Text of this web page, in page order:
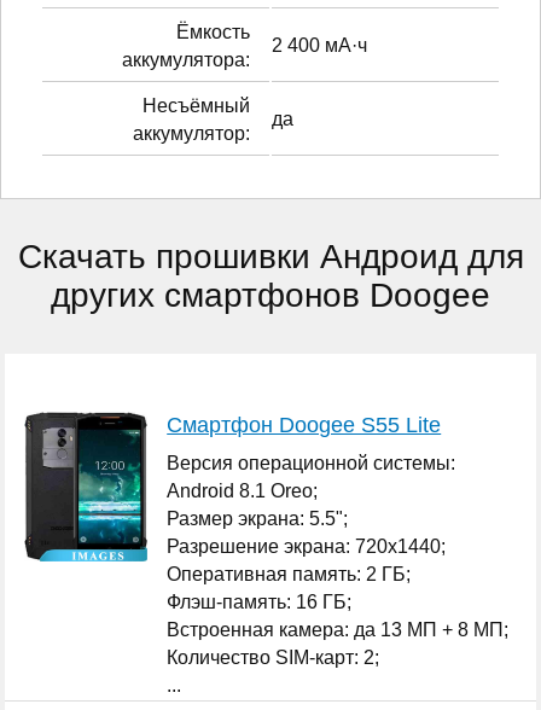
Ёмкость
аккумулятора:
2 400 мА·ч
Несъёмный
аккумулятор:
да
Скачать прошивки Андроид для
других смартфонов Doogee
Смартфон Doogee S55 Lite
Версия операционной системы:
Android 8.1 Oreo;
Размер экрана: 5.5";
Разрешение экрана: 720x1440;
Оперативная память: 2 ГБ;
Флэш-память: 16 ГБ;
Встроенная камера: да 13 МП + 8 МП;
Количество SIM-карт: 2;
...